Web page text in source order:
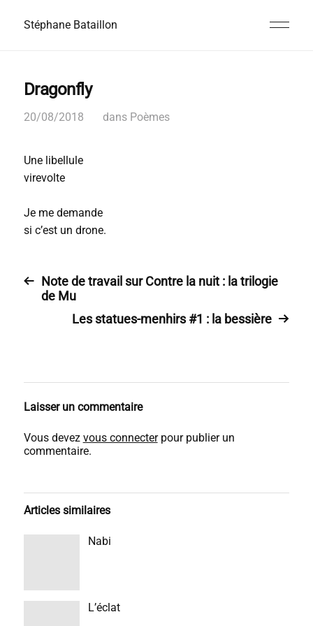
Stéphane Bataillon
Dragonfly
20/08/2018 dans Poèmes
Une libellule
virevolte
Je me demande
si c’est un drone.
Note de travail sur Contre la nuit : la trilogie
de Mu
Les statues-menhirs #1 : la bessière
Laisser un commentaire
Vous devez vous connecterpour publier un
commentaire.
Articles similaires
Nabi
L’éclat